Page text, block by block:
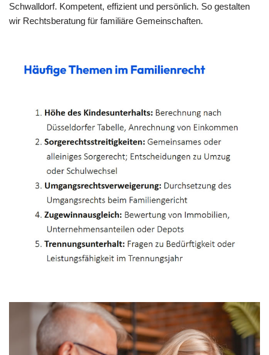
Schwalldorf. Kompetent, effizient und persönlich. So gestalten
wir Rechtsberatung für familiäre Gemeinschaften.